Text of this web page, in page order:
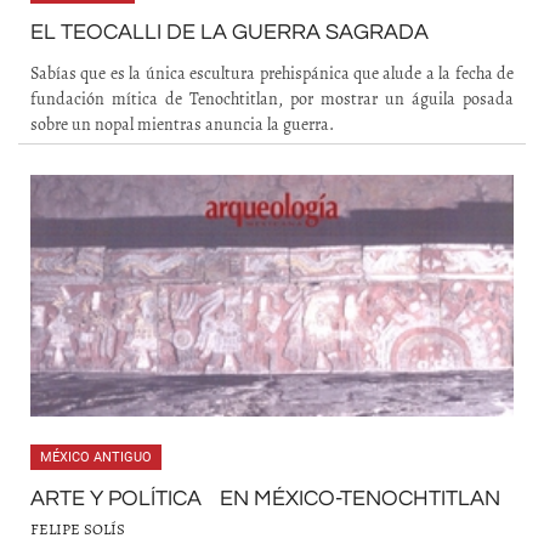
EL TEOCALLI DE LA GUERRA SAGRADA
Sabías que es la única escultura prehispánica que alude a la fecha de
fundación mítica de Tenochtitlan, por mostrar un águila posada
sobre un nopal mientras anuncia la guerra.
MÉXICO ANTIGUO
ARTE Y POLÍTICA EN MÉXICO-TENOCHTITLAN
FELIPE SOLÍS